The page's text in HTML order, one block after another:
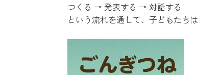
つくる → 発表する → 対話する
という流れを通して、子どもたちは